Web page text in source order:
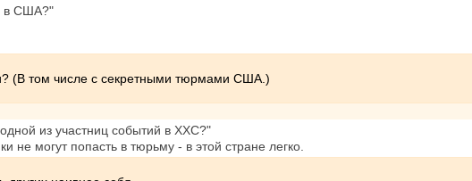
в США?"
(В том числе с секретными тюрмами США.)
из участниц событий в ХХС?"
могут попасть в тюрьму - в этой стране легко.